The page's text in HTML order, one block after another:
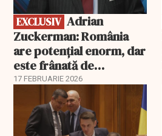
EXCLUSIV
Zuckerman: România
are potențial enorm, dar
este frânată de
corupție, companii de
stat și influența
propagandei ruse
17 FEBRUARIE 2026